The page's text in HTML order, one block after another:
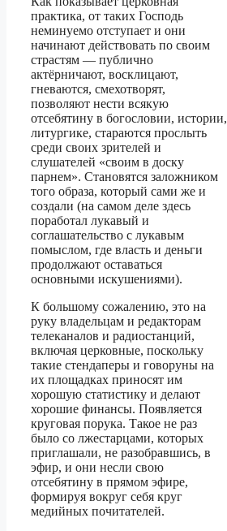
практика, от таких Господь
неминуемо отступает и они
начинают действовать по своим
страстям — публично
актёрничают, восклицают,
гневаются, смехотворят,
позволяют нести всякую
отсебятину в богословии, истории,
литургике, стараются прослыть
среди своих зрителей и
слушателей «своим в доску
парнем». Становятся заложником
того образа, который сами же и
создали (на самом деле здесь
поработал лукавый и
соглашательство с лукавым
помыслом, где власть и деньги
продолжают оставаться
основными искушениями).
К большому сожалению, это на
руку владельцам и редакторам
телеканалов и радиостанций,
включая церковные, поскольку
такие стендаперы и говоруны на
их площадках приносят им
хорошую статистику и делают
хорошие финансы. Появляется
круговая порука. Такое не раз
было со лжестарцами, которых
приглашали, не разобравшись, в
эфир, и они несли свою
отсебятину в прямом эфире,
формируя вокруг себя круг
медийных почитателей.